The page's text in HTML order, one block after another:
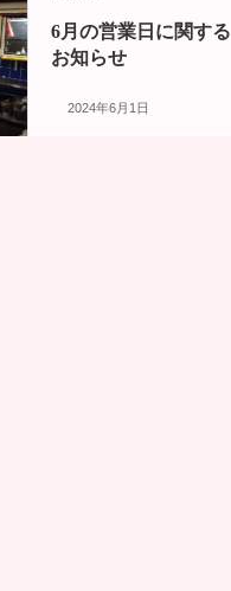
6月の営業日に関する
お知らせ
2024年6月1日